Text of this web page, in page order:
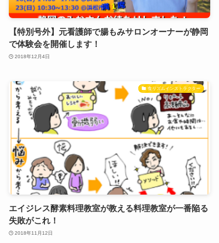
【特別号外】元看護師で腸もみサロンオーナーが静岡
で体験会を開催します！
2018年12月4日
食リズムインストラクター
エイジレス酵素料理教室が教える料理教室が一番陥る
失敗がこれ！
2018年11月12日